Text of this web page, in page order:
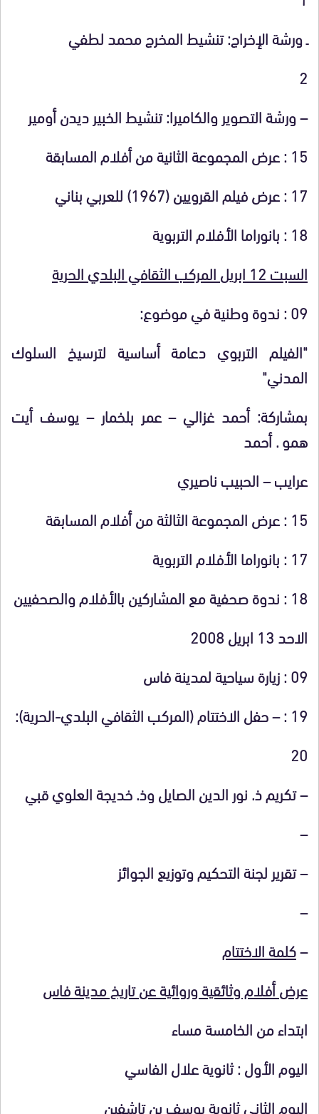
ـ ورشة الإخراج: تنشيط المخرج محمد لطفي
2
– ورشة التصوير والكاميرا: تنشيط الخبير ديدن أومير
15 : عرض المجموعة الثانية من أفلام المسابقة
17 : عرض فيلم القرويين (1967) للعربي بناني
18 : بانوراما الأفلام التربوية
السبت 12 ابريل المركب الثقافي البلدي الحرية
09
:ندوة وطنية في موضوع:
"الفيلم التربوي دعامة أساسية لترسيخ السلوك
المدني"
بمشاركة: أحمد غزالي – عمر بلخمار – يوسف أيت
همو . أحمد
عرايب – الحبيب ناصيري
15
:عرض المجموعة الثالثة من أفلام المسابقة
17 : بانوراما الأفلام التربوية
18 : ندوة صحفية مع المشاركين بالأفلام والصحفيين
الاحد 13 ابريل 2008
09 : زيارة سياحية لمدينة فاس
19
:
–حفل الاختتام(المركب الثقافي البلدي-الحرية):
20
– تكريم ذ. نور الدين الصايل وذ. خديجة العلوي قبي
–
– تقرير لجنة التحكيم وتوزيع الجوائز
–
–كلمة الاختتام
عرض أفلام وثائقية وروائية عن تاريخ مدينة فاس
ابتداء من الخامسة مساء
اليوم الأول: ثانوية علال الفاسي
اليوم الثانيثانوية يوسف بن تاشفين